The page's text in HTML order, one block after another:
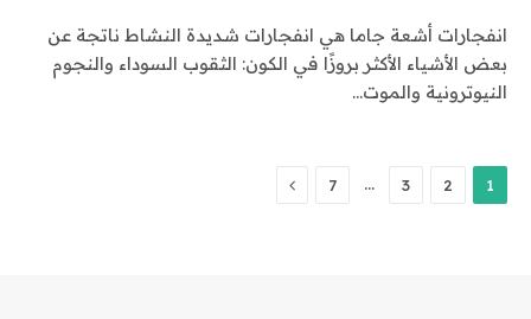
انفجارات أشعة جاما هي انفجارات شديدة النشاط ناتجة عن
بعض الأشياء الأكثر بروزًا في الكون: الثقوب السوداء والنجوم
النيوترونية والموت…
1
2
3
…
7 التالي